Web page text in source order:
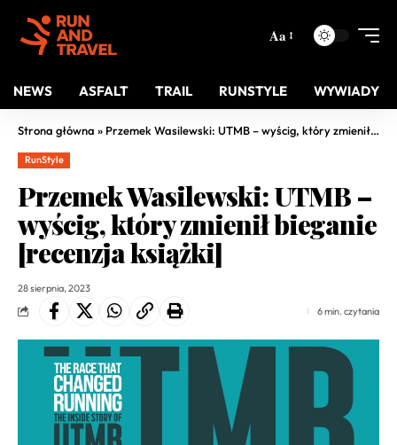
Aa
NEWS ASFALT TRAIL RUNSTYLE WYWIADY
Strona główna » Przemek Wasilewski: UTMB – wyścig, który zmienił bieganie [recenzja książki]
RunStyle
Przemek Wasilewski: UTMB –
wyścig, który zmienił bieganie
[recenzja książki]
28 sierpnia, 2023
6 min. czytania